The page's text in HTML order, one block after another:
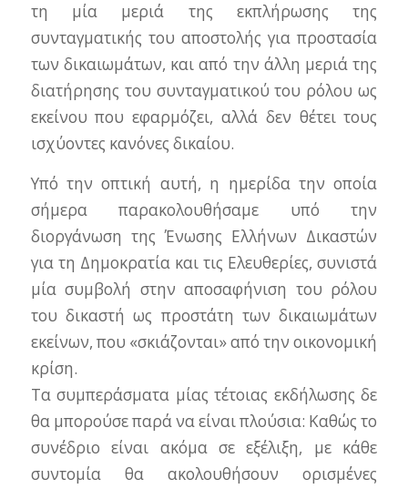
τη μία μεριά της εκπλήρωσης της
συνταγματικής του αποστολής για προστασία
των δικαιωμάτων, και από την άλλη μεριά της
διατήρησης του συνταγματικού του ρόλου ως
εκείνου που εφαρμόζει, αλλά δεν θέτει τους
ισχύοντες κανόνες δικαίου.
Υπό την οπτική αυτή, η ημερίδα την οποία
σήμερα παρακολουθήσαμε υπό την
διοργάνωση της Ένωσης Ελλήνων Δικαστών
για τη Δημοκρατία και τις Ελευθερίες, συνιστά
μία συμβολή στην αποσαφήνιση του ρόλου
του δικαστή ως προστάτη των δικαιωμάτων
εκείνων, που «σκιάζονται» από την οικονομική
κρίση.
Τα συμπεράσματα μίας τέτοιας εκδήλωσης δε
θα μπορούσε παρά να είναι πλούσια: Καθώς το
συνέδριο είναι ακόμα σε εξέλιξη, με κάθε
συντομία θα ακολουθήσουν ορισμένες